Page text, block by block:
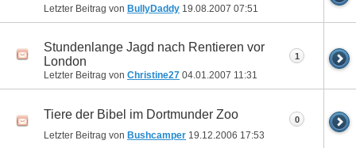
Letzter Beitrag von BullyDaddy 19.08.2007 07:51
Stundenlange Jagd nach Rentieren vor
London
Letzter Beitrag von Christine27 04.01.2007 11:31
1
Tiere der Bibel im Dortmunder Zoo
Letzter Beitrag von Bushcamper 19.12.2006 17:53
0